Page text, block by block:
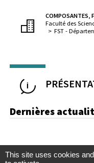
COMPOSANTES,
Faculté des
FST -
Dernières
This site uses cookies